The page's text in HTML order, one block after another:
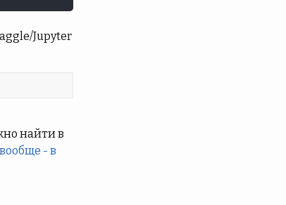
Jupyter
найти в
- в